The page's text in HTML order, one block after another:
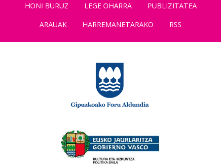
HONI BURUZ LEGE OHARRA
PUBLIZITATEA
ARAUAK
HARREMANETARAKO RSS